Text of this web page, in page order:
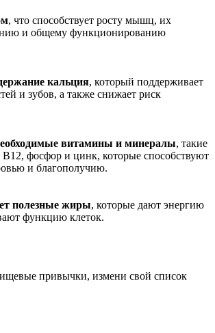
, что способствует росту мышц, их
и общему функционированию
кальция, который поддерживает
и зубов, а также снижает риск
витамины и минералы, такие
фосфор и цинк, которые способствуют
и благополучию.
полезные жиры, которые дают энергию
функцию клеток.
привычки, измени свой список